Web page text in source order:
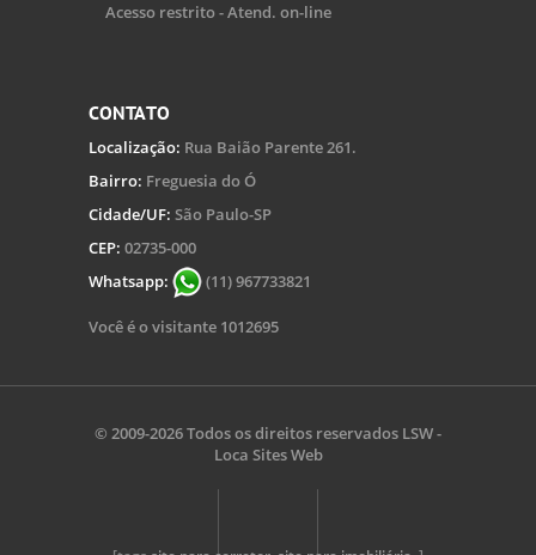
Acesso restrito - Atend. on-line
CONTATO
Localização: Rua Baião Parente 261.
Bairro: Freguesia do Ó
Cidade/UF: São Paulo-SP
CEP: 02735-000
Whatsapp:
(11) 967733821
Você é o visitante 1012695
© 2009-2026 Todos os direitos reservados LSW -
Loca Sites Web